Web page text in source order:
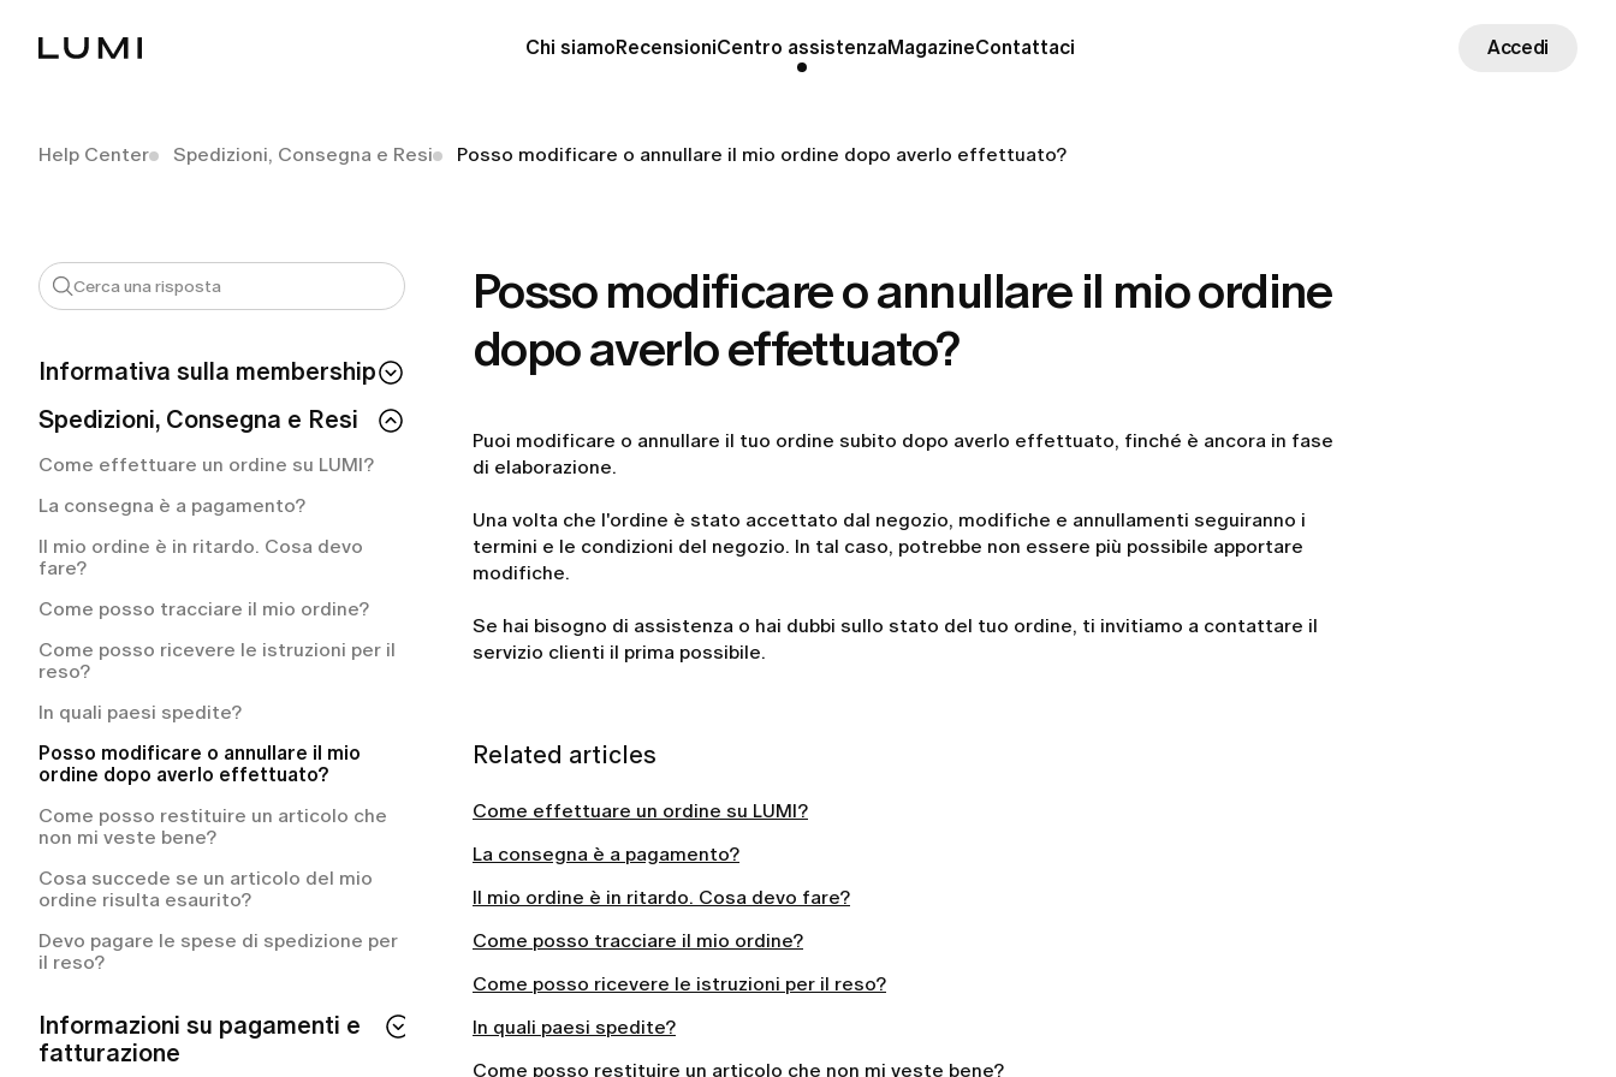
Chi siamoRecensioniCentro assistenzaMagazineContattaci Accedi
Help Center Spedizioni, Consegna e Resi Posso modificare o annullare il mio ordine dopo averlo effettuato?
Informativa sulla membership
Se annullo il mio abbonamento, perdo
l'accesso immediatamente?
Come posso verificare il mio stato di
membership?
Ogni quanto mi verrà addebitato il
costo del mio piano di abbonamento?
Come annullare l'abbonamento a LUMI?
Come annullare l'abbonamento a LUMI?
Cosa include la mia membership LUMI?
Spedizioni, Consegna e Resi
Come effettuare un ordine su LUMI?
La consegna è a pagamento?
Il mio ordine è in ritardo. Cosa devo
fare?
Come posso tracciare il mio ordine?
Come posso ricevere le istruzioni per il
reso?
In quali paesi spedite?
Posso modificare o annullare il mio
ordine dopo averlo effettuato?
Come posso restituire un articolo che
non mi veste bene?
Cosa succede se un articolo del mio
ordine risulta esaurito?
Devo pagare le spese di spedizione per
il reso?
Informazioni su pagamenti e
fatturazione
Posso modificare o annullare il mio ordine
dopo averlo effettuato?
Puoi modificare o annullare il tuo ordine subito dopo averlo effettuato, finché è ancora in fase
di elaborazione.
Una volta che l'ordine è stato accettato dal negozio, modifiche e annullamenti seguiranno i
termini e le condizioni del negozio. In tal caso, potrebbe non essere più possibile apportare
modifiche.
Se hai bisogno di assistenza o hai dubbi sullo stato del tuo ordine, ti invitiamo a contattare il
servizio clienti il prima possibile.
Related articles
Come effettuare un ordine su LUMI?
La consegna è a pagamento?
Il mio ordine è in ritardo. Cosa devo fare?
Come posso tracciare il mio ordine?
Come posso ricevere le istruzioni per il reso?
In quali paesi spedite?
Come posso restituire un articolo che non mi veste bene?